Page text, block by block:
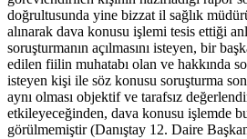
doğrultusunda yine bizzat il sağlık
alınarak dava konusu işlemi tesis ettiği
soruşturmanın açılmasını isteyen, bir
edilen fiilin muhatabı olan ve hakkında
isteyen kişi ile söz konusu soruşturma
aynı olması objektif ve tarafsız
etkileyeceğinden, dava konusu işlemde
görülmemiştir (Danıştay 12. Daire